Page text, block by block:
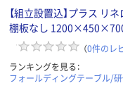
【組立設置込】プラス リ
棚板なし
（0件のレ
ランキングを見る：
フォールディングテーブル/